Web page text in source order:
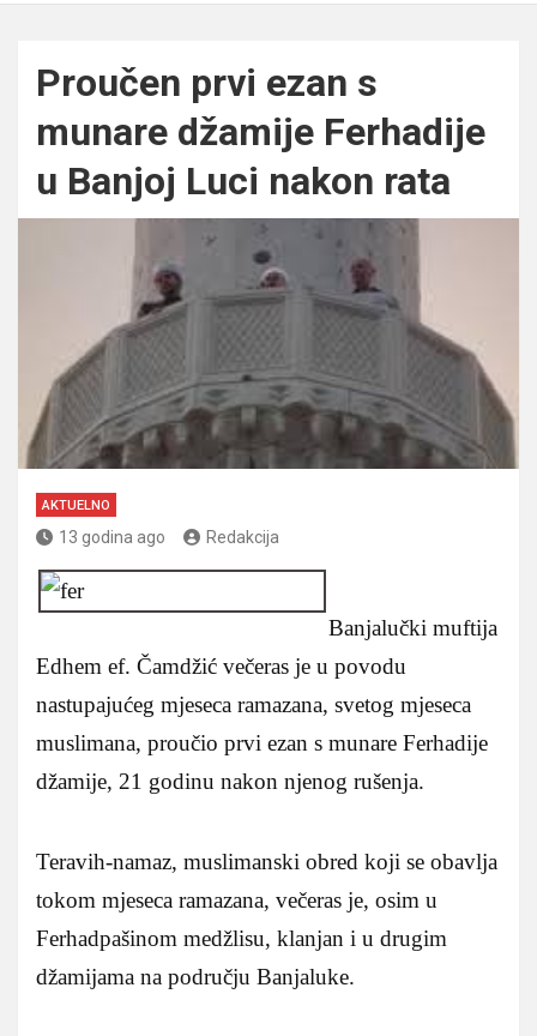
Proučen prvi ezan s
munare džamije Ferhadije
u Banjoj Luci nakon rata
AKTUELNO
13 godina ago Redakcija
Banjalučki muftija
Edhem ef. Čamdžić večeras je u povodu
nastupajućeg mjeseca ramazana, svetog mjeseca
muslimana, proučio prvi ezan s munare Ferhadije
džamije, 21 godinu nakon njenog rušenja.
Teravih-namaz, muslimanski obred koji se obavlja
tokom mjeseca ramazana, večeras je, osim u
Ferhadpašinom medžlisu, klanjan i u drugim
džamijama na području Banjaluke.